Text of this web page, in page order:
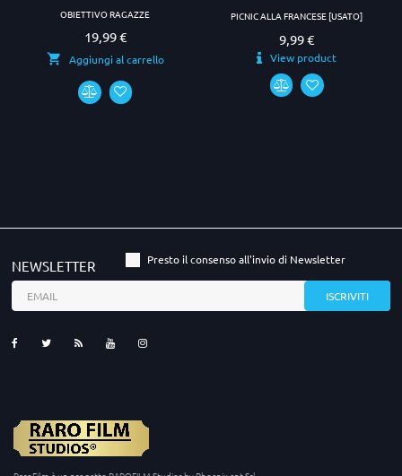
OBIETTIVO RAGAZZE
Prezzo
19,99 €
Aggiungi al carrello
PICNIC ALLA FRANCESE [USATO]
Prezzo
9,99 €
View product
NEWSLETTER Presto il consenso all'invio di Newsletter